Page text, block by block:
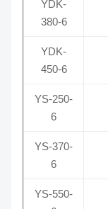
YDK-
380-6
YDK-
450-6
YS-250-
6
YS-370-
6
YS-550-